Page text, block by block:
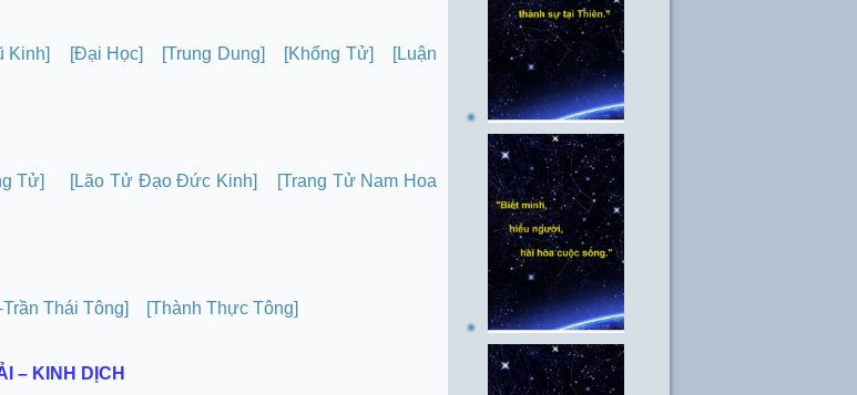
Kinh] [Đại Học] [Trung Dung] [Khổng Tử]
[Luận
Tử] [Lão Tử Đạo Đức Kinh]
[Trang Tử Nam Hoa
Thái Tông] [Thành Thực Tông]
– KINH DỊCH